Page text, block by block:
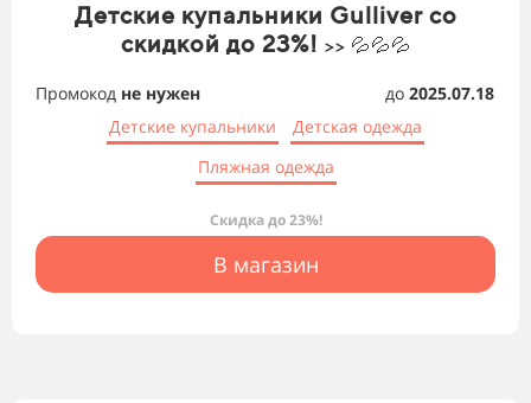
Детские купальники Gulliver со
скидкой до 23%! >> 💦💦💦
Промокод не нужен до 2025.07.18
Детские купальники
Детская одежда
Пляжная одежда
Скидка до 23%!
В магазин